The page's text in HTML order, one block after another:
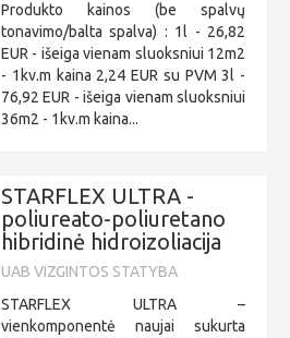
Produkto kainos (be spalvų
tonavimo/balta spalva) : 1l - 26,82
EUR - išeiga vienam sluoksniui 12m2
- 1kv.m kaina 2,24 EUR su PVM 3l -
76,92 EUR - išeiga vienam sluoksniui
36m2 - 1kv.m kaina...
STARFLEX ULTRA -
poliureato-poliuretano
hibridinė hidroizoliacija
UAB VIZGINTOS STATYBA
STARFLEX ULTRA –
vienkomponentė naujai sukurta